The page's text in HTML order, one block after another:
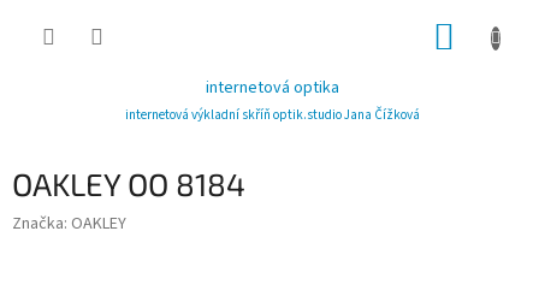
internetová optika
internetová výkladní skříň optik.studio Jana Čížková
OAKLEY OO 8184
Značka: OAKLEY